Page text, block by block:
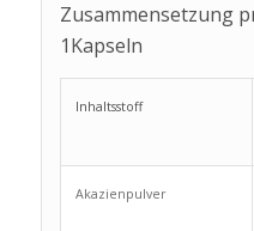
Zusammensetzung
1Kapseln
Inhaltsstoff
Akazienpulver